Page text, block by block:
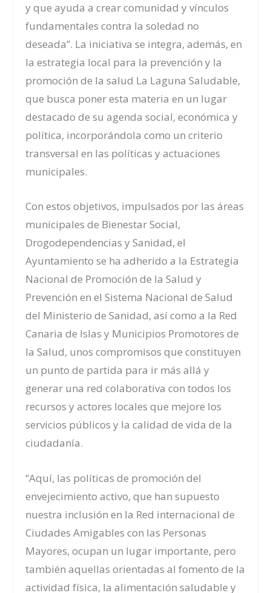
y que ayuda a crear comunidad y vínculos
fundamentales contra la soledad no
deseada”. La iniciativa se integra, además, en
la estrategia local para la prevención y la
promoción de la salud La Laguna Saludable,
que busca poner esta materia en un lugar
destacado de su agenda social, económica y
política, incorporándola como un criterio
transversal en las políticas y actuaciones
municipales.
Con estos objetivos, impulsados por las áreas
municipales de Bienestar Social,
Drogodependencias y Sanidad, el
Ayuntamiento se ha adherido a la Estrategia
Nacional de Promoción de la Salud y
Prevención en el Sistema Nacional de Salud
del Ministerio de Sanidad, así como a la Red
Canaria de Islas y Municipios Promotores de
la Salud, unos compromisos que constituyen
un punto de partida para ir más allá y
generar una red colaborativa con todos los
recursos y actores locales que mejore los
servicios públicos y la calidad de vida de la
ciudadanía.
“Aquí, las políticas de promoción del
envejecimiento activo, que han supuesto
nuestra inclusión en la Red internacional de
Ciudades Amigables con las Personas
Mayores, ocupan un lugar importante, pero
también aquellas orientadas al fomento de la
actividad física, la alimentación saludable y